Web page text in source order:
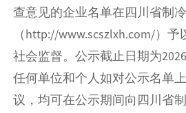
查意见的企业名单在四川省制
（http://www.scszlxh.com/）
社会监督。公示截止日期为2026
任何单位和个人如对公示名单
议，均可在公示期间向四川省